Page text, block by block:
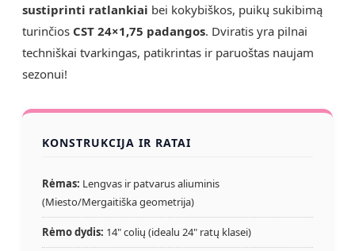
sustiprinti ratlankiai bei kokybiškos, puikų sukibimą
turinčios CST 24×1,75 padangos. Dviratis yra pilnai
techniškai tvarkingas, patikrintas ir paruoštas naujam
sezonui!
KONSTRUKCIJA IR RATAI
Rėmas: Lengvas ir patvarus aliuminis
(Miesto/Mergaitiška geometrija)
Rėmo dydis: 14" colių (idealu 24" ratų klasei)